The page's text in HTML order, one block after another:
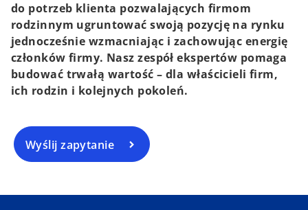
do potrzeb klienta pozwalających firmom
rodzinnym ugruntować swoją pozycję na rynku
jednocześnie wzmacniając i zachowując energię
członków firmy. Nasz zespół ekspertów pomaga
budować trwałą wartość – dla właścicieli firm,
ich rodzin i kolejnych pokoleń.
Wyślij zapytanie